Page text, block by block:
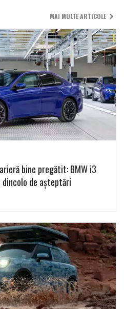
MAI MULTE ARTICOLE
bine pregătit: BMW i3
de așteptări